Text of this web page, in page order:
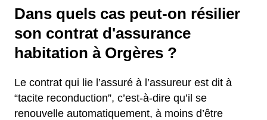
Dans quels cas peut-on résilier
son contrat d'assurance
habitation à Orgères ?
Le contrat qui lie l’assuré à l’assureur est dit à
“tacite reconduction”, c’est-à-dire qu’il se
renouvelle automatiquement, à moins d’être